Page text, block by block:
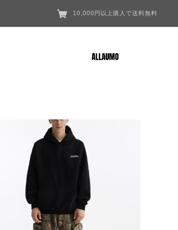
10,000円以上購入で送料無料